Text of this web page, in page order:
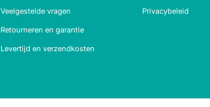
Veelgestelde vragen
Retourneren en garantie
Levertijd en verzendkosten
Privacybeleid